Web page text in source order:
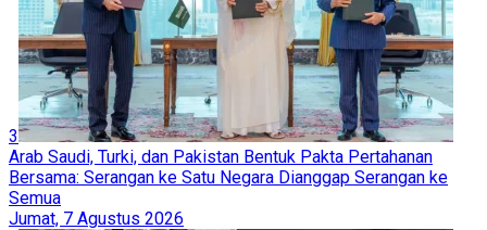
3
Arab Saudi, Turki, dan Pakistan Bentuk Pakta Pertahanan
Bersama: Serangan ke Satu Negara Dianggap Serangan ke
Semua
Jumat, 7 Agustus 2026